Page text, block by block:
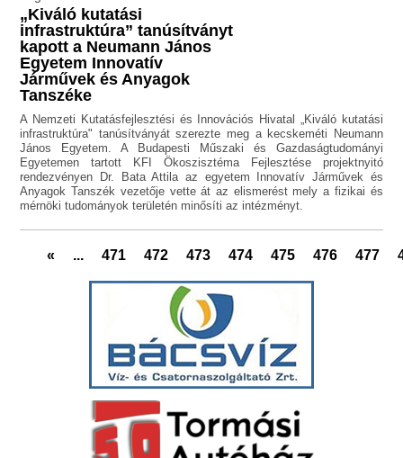
„Kiváló kutatási
infrastruktúra” tanúsítványt
kapott a Neumann János
Egyetem Innovatív
Járművek és Anyagok
Tanszéke
A Nemzeti Kutatásfejlesztési és Innovációs Hivatal „Kiváló kutatási
infrastruktúra" tanúsítványát szerezte meg a kecskeméti Neumann
János Egyetem. A Budapesti Műszaki és Gazdaságtudományi
Egyetemen tartott KFI Ökoszisztéma Fejlesztése projektnyitó
rendezvényen Dr. Bata Attila az egyetem Innovatív Járművek és
Anyagok Tanszék vezetője vette át az elismerést mely a fizikai és
mérnöki tudományok területén minősíti az intézményt.
« ... 471 472 473 474 475 476 477